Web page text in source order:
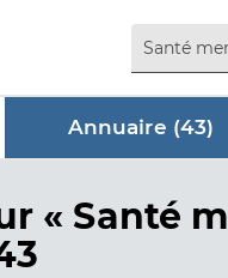
Annuaire (43)
Annuaire
« Santé